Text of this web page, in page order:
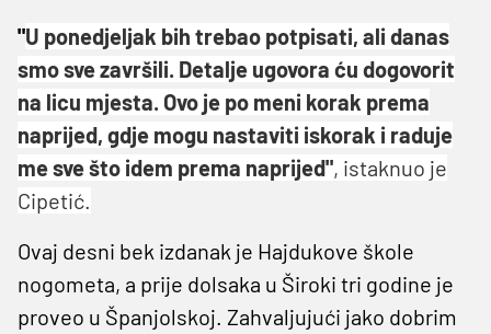
"U ponedjeljak bih trebao potpisati, ali danas
smo sve završili. Detalje ugovora ću dogovorit
na licu mjesta. Ovo je po meni korak prema
naprijed, gdje mogu nastaviti iskorak i raduje
me sve što idem prema naprijed", istaknuo je
Cipetić.
Ovaj desni bek izdanak je Hajdukove škole
nogometa, a prije dolsaka u Široki tri godine je
proveo u Španjolskoj. Zahvaljujući jako dobrim